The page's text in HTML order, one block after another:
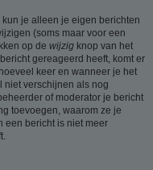
je alleen je eigen berichten
(soms maar voor een
op de wijzig knop van het
gereageerd heeft, komt er
keer en wanneer je het
niet verschijnen als nog
of moderator je bericht
toevoegen, waarom ze je
een bericht is niet meer